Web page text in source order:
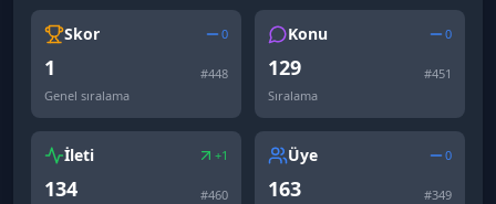
Skor 0
1 #448
Genel sıralama
Konu 0
129 #451
Sıralama
İleti +1
134 #460
Üye 0
163 #349